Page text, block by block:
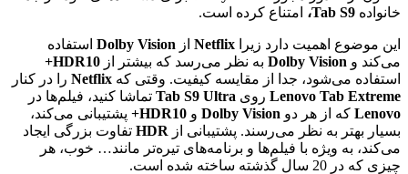
خانواده Tab S9، امتناع کرده است.
این موضوع اهمیت دارد زیرا Netflix از Dolby Vision استفاده
می‌کند و Dolby Vision به نظر می‌رسد که بیشتر از HDR10+
استفاده می‌شود، جدا از مقایسه کیفیت. وقتی که Netflix را در کنار
Lenovo Tab Extreme روی Tab S9 Ultra تماشا کنید، فیلم‌ها در
Lenovo که از هر دو Dolby Vision و HDR10+
پشتیبانی می‌کند،
بسیار بهتر به نظر می‌رسند. پشتیبانی از HDR تفاوت بزرگی ایجاد
می‌کند، به ویژه با فیلم‌ها و برنامه‌های تیره‌تر مانند… خوب، هر
چیزی که در 20 سال گذشته ساخته شده است.